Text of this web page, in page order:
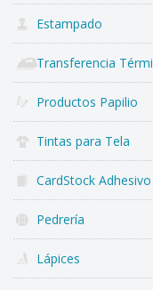
Estampado
Transferencia
Productos Papilio
Tintas para Tela
CardStock Adhesivo
Pedrería
Lápices